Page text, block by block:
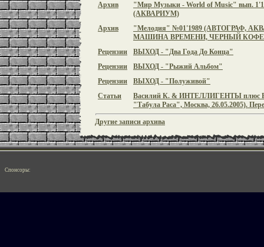
Архив
"Мир Музыки - World of Music" вып.
(АКВАРИУМ)
Архив
"Мелодия" №01'1989 (АВТОГРАФ,
МАШИНА ВРЕМЕНИ, ЧЕРНЫЙ КОФЕ
Рецензии
ВЫХОД - "Два Года До Конца"
Рецензии
ВЫХОД - "Рыжий Альбом"
Рецензии
ВЫХОД - "Полуживой"
Статьи
Василий К. & ИНТЕЛЛИГЕНТЫ плюс
"Табула Раса", Москва, 26.05.2005).
Другие записи архива
Спонсоры: